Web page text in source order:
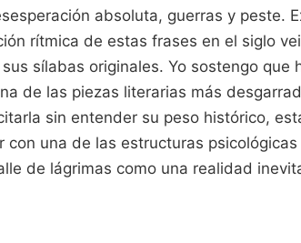
absoluta, guerras y peste.
rítmica de estas frases en el siglo
sílabas originales. Yo sostengo
de las piezas literarias más
sin entender su peso histórico,
una de las estructuras
de lágrimas como una realidad